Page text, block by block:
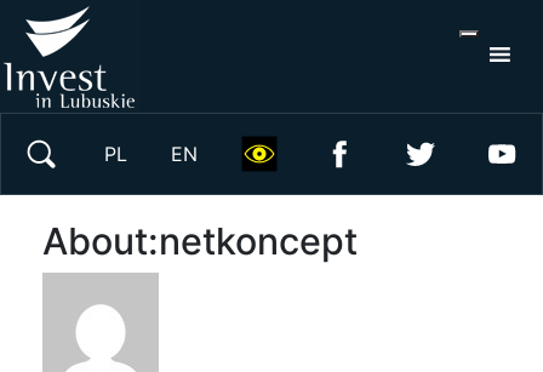
PL EN
About:netkoncept
Wyszukaj w serwisie